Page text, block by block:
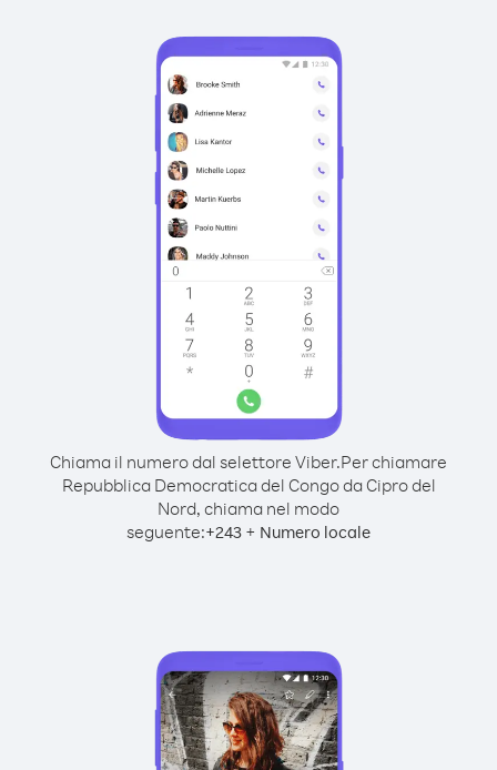
Chiama il numero dal selettore Viber.Per chiamare
Repubblica Democratica del Congo da Cipro del
Nord, chiama nel modo
seguente:+243 + Numero locale